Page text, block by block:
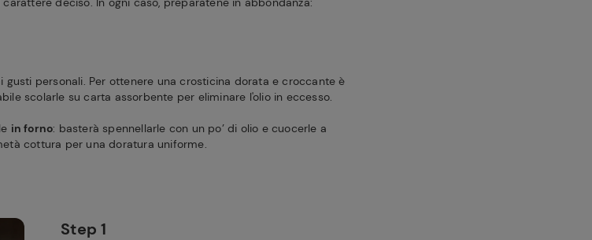
personali. Per ottenere una crosticina dorata e croccante è
scolarle su carta assorbente per eliminare l'olio in eccesso.
in forno: basterà spennellarle con un po’ di olio e cuocerle a
cottura per una doratura uniforme.
Step 1